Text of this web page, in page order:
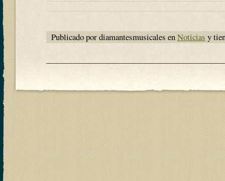
Publicado por diamantesmusicales enNoticias y